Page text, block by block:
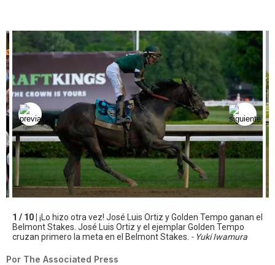
1 / 10 | ¡Lo hizo otra vez! José Luis Ortiz y Golden Tempo ganan el
Belmont Stakes. José Luis Ortiz y el ejemplar Golden Tempo
cruzan primero la meta en el Belmont Stakes. - Yuki Iwamura
Por The Associated Press